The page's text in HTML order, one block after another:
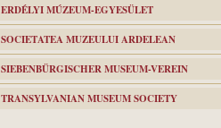
ERDÉLYI MÚZEUM-EGYESÜLET
SOCIETATEA MUZEULUI ARDELEAN
SIEBENBÜRGISCHER MUSEUM-VEREIN
TRANSYLVANIAN MUSEUM SOCIETY